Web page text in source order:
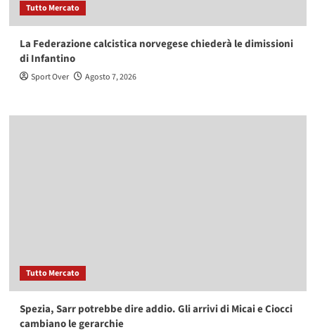
Tutto Mercato
La Federazione calcistica norvegese chiederà le dimissioni
di Infantino
Sport Over Agosto 7, 2026
Tutto Mercato
Spezia, Sarr potrebbe dire addio. Gli arrivi di Micai e Ciocci
cambiano le gerarchie